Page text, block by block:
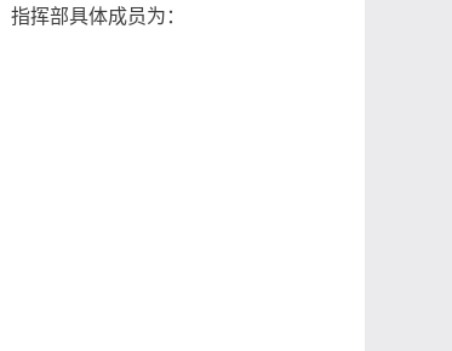
指挥部具体成员为：